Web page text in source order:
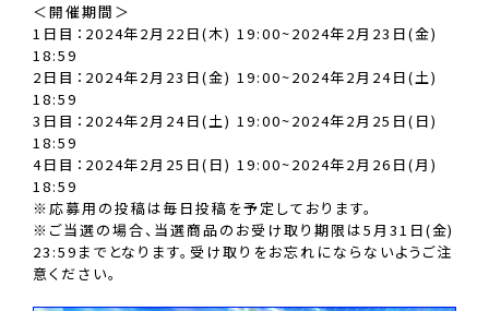
＜開催期間＞
1日目：2024年2月22日(木) 19:00~2024年2月23日(金)
18:59
2日目：2024年2月23日(金) 19:00~2024年2月24日(土)
18:59
3日目：2024年2月24日(土) 19:00~2024年2月25日(日)
18:59
4日目：2024年2月25日(日) 19:00~2024年2月26日(月)
18:59
※応募用の投稿は毎日投稿を予定しております。
※ご当選の場合、当選商品のお受け取り期限は5月31日(金)
23:59までとなります。受け取りをお忘れにならないようご注
意ください。